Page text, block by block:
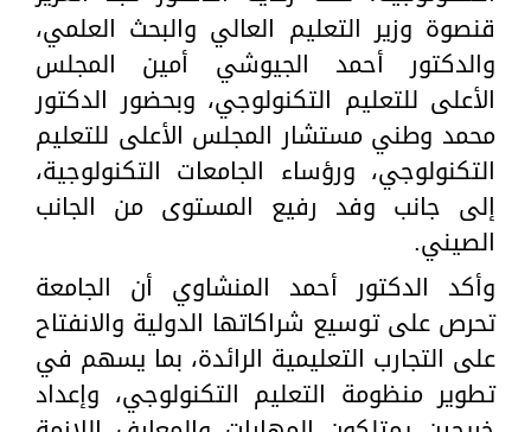
قنصوة وزير التعليم العالي والبحث العلمي،
والدكتور أحمد الجيوشي أمين المجلس
الأعلى للتعليم التكنولوجي، وبحضور الدكتور
محمد وطني مستشار المجلس الأعلى للتعليم
التكنولوجي، ورؤساء الجامعات التكنولوجية،
إلى جانب وفد رفيع المستوى من الجانب
الصيني.
وأكد الدكتور أحمد المنشاوي أن الجامعة
تحرص على توسيع شراكاتها الدولية والانفتاح
على التجارب التعليمية الرائدة، بما يسهم في
تطوير منظومة التعليم التكنولوجي، وإعداد